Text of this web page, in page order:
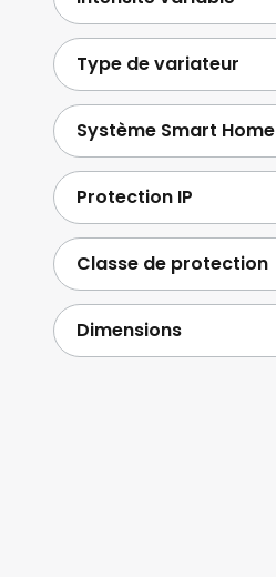
Type de variateur
Système Smart Home
Protection IP
Classe de protection
Dimensions